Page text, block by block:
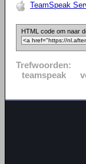
TeamSpeak
HTML code om naar
Trefwoorden:
teamspeak